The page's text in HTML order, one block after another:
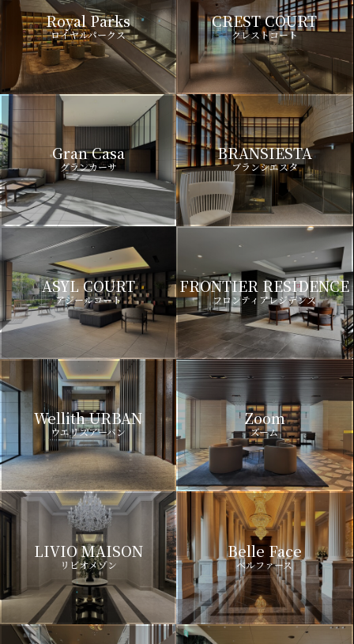
Royal Parks
ロイヤルパークス
CREST COURT
クレストコート
Gran Casa
グランカーサ
BRANSIESTA
ブランシエスタ
ASYL COURT
アジールコート
FRONTIER RESIDENCE
フロンティアレジデンス
Wellith URBAN
ウエリスアーバン
Zoom
ズーム
LIVIO MAISON
リビオメゾン
Belle Face
ベルファース